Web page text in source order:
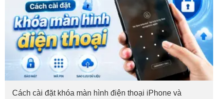
Cách cài đặt khóa màn hình điện thoại iPhone và